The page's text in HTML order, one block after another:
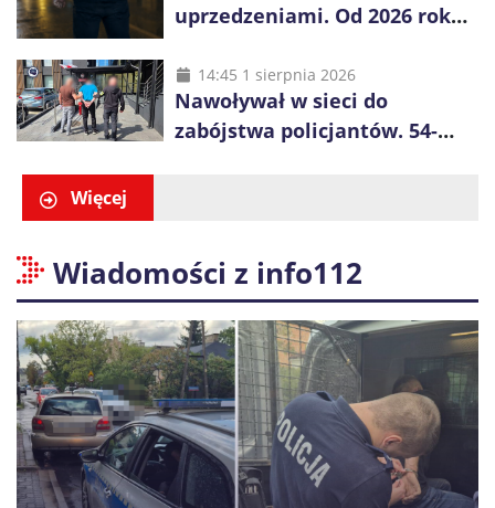
uprzedzeniami. Od 2026 roku
liczenia danych
14:45 1 sierpnia 2026
Nawoływał w sieci do
zabójstwa policjantów. 54-
Więcej
Wiadomości z info112